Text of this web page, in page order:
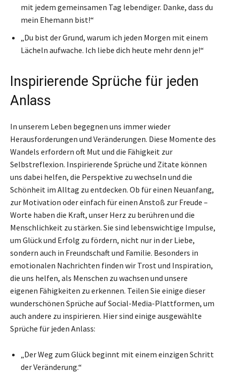
mit jedem gemeinsamen Tag lebendiger. Danke, dass du
mein Ehemann bist!“
„Du bist der Grund, warum ich jeden Morgen mit einem
Lächeln aufwache. Ich liebe dich heute mehr denn je!“
Inspirierende Sprüche für jeden
Anlass
In unserem Leben begegnen uns immer wieder
Herausforderungen und Veränderungen. Diese Momente des
Wandels erfordern oft Mut und die Fähigkeit zur
Selbstreflexion. Inspirierende Sprüche und Zitate können
uns dabei helfen, die Perspektive zu wechseln und die
Schönheit im Alltag zu entdecken. Ob für einen Neuanfang,
zur Motivation oder einfach für einen Anstoß zur Freude –
Worte haben die Kraft, unser Herz zu berühren und die
Menschlichkeit zu stärken. Sie sind lebenswichtige Impulse,
um Glück und Erfolg zu fördern, nicht nur in der Liebe,
sondern auch in Freundschaft und Familie. Besonders in
emotionalen Nachrichten finden wir Trost und Inspiration,
die uns helfen, als Menschen zu wachsen und unsere
eigenen Fähigkeiten zu erkennen. Teilen Sie einige dieser
wunderschönen Sprüche auf Social-Media-Plattformen, um
auch andere zu inspirieren. Hier sind einige ausgewählte
Sprüche für jeden Anlass:
„Der Weg zum Glück beginnt mit einem einzigen Schritt
der Veränderung.“